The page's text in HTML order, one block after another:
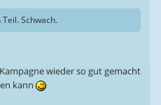
Schwach.
wieder so gut gemacht
kann